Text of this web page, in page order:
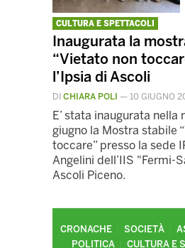
CULTURA E SPETTACOLI
Inaugurata la
“Vietato non
l’Ipsia di Ascoli
DI CHIARA POLI — 10 GIUGNO
E’ stata inaugurata nella
giugno la Mostra stabile
toccare” presso la sede
Angelini dell’IIS "Fermi-
Ascoli Piceno.
CRONACHE SOCIETÀ
POLITICA
CULTURA E